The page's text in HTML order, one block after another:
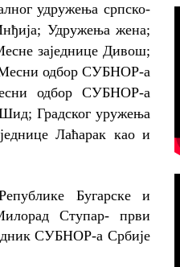
удружења српско-
Удружења жена;
заједнице Дивош;
одбор СУБНОР-а
одбор СУБНОР-а
Градског уружења
Лаћарак као и
Бугарске и
Ступар- први
СУБНОР-а Србије